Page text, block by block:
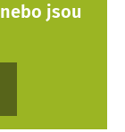
jsou